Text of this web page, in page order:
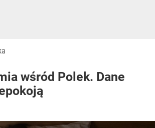
wśród Polek. Dane